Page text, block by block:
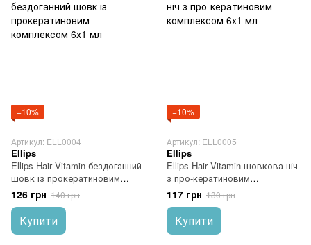
−10%
Артикул: ELL0004
Ellips
Ellips Hair Vitamin бездоганний
шовк із прокератиновим
комплексом 6х1 мл
126 грн 140 грн
Купити
−10%
Артикул: ELL0005
Ellips
Ellips Hair Vitamin шовкова ніч
з про-кератиновим
комплексом 6x1 мл
117 грн 130 грн
Купити